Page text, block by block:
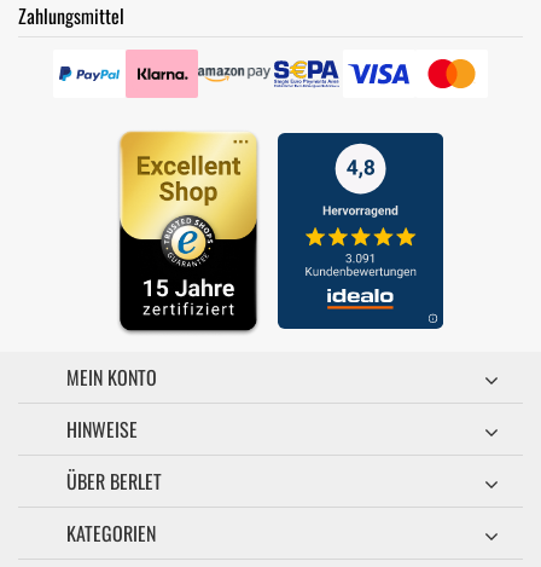
Zahlungsmittel
MEIN KONTO
HINWEISE
ÜBER BERLET
KATEGORIEN